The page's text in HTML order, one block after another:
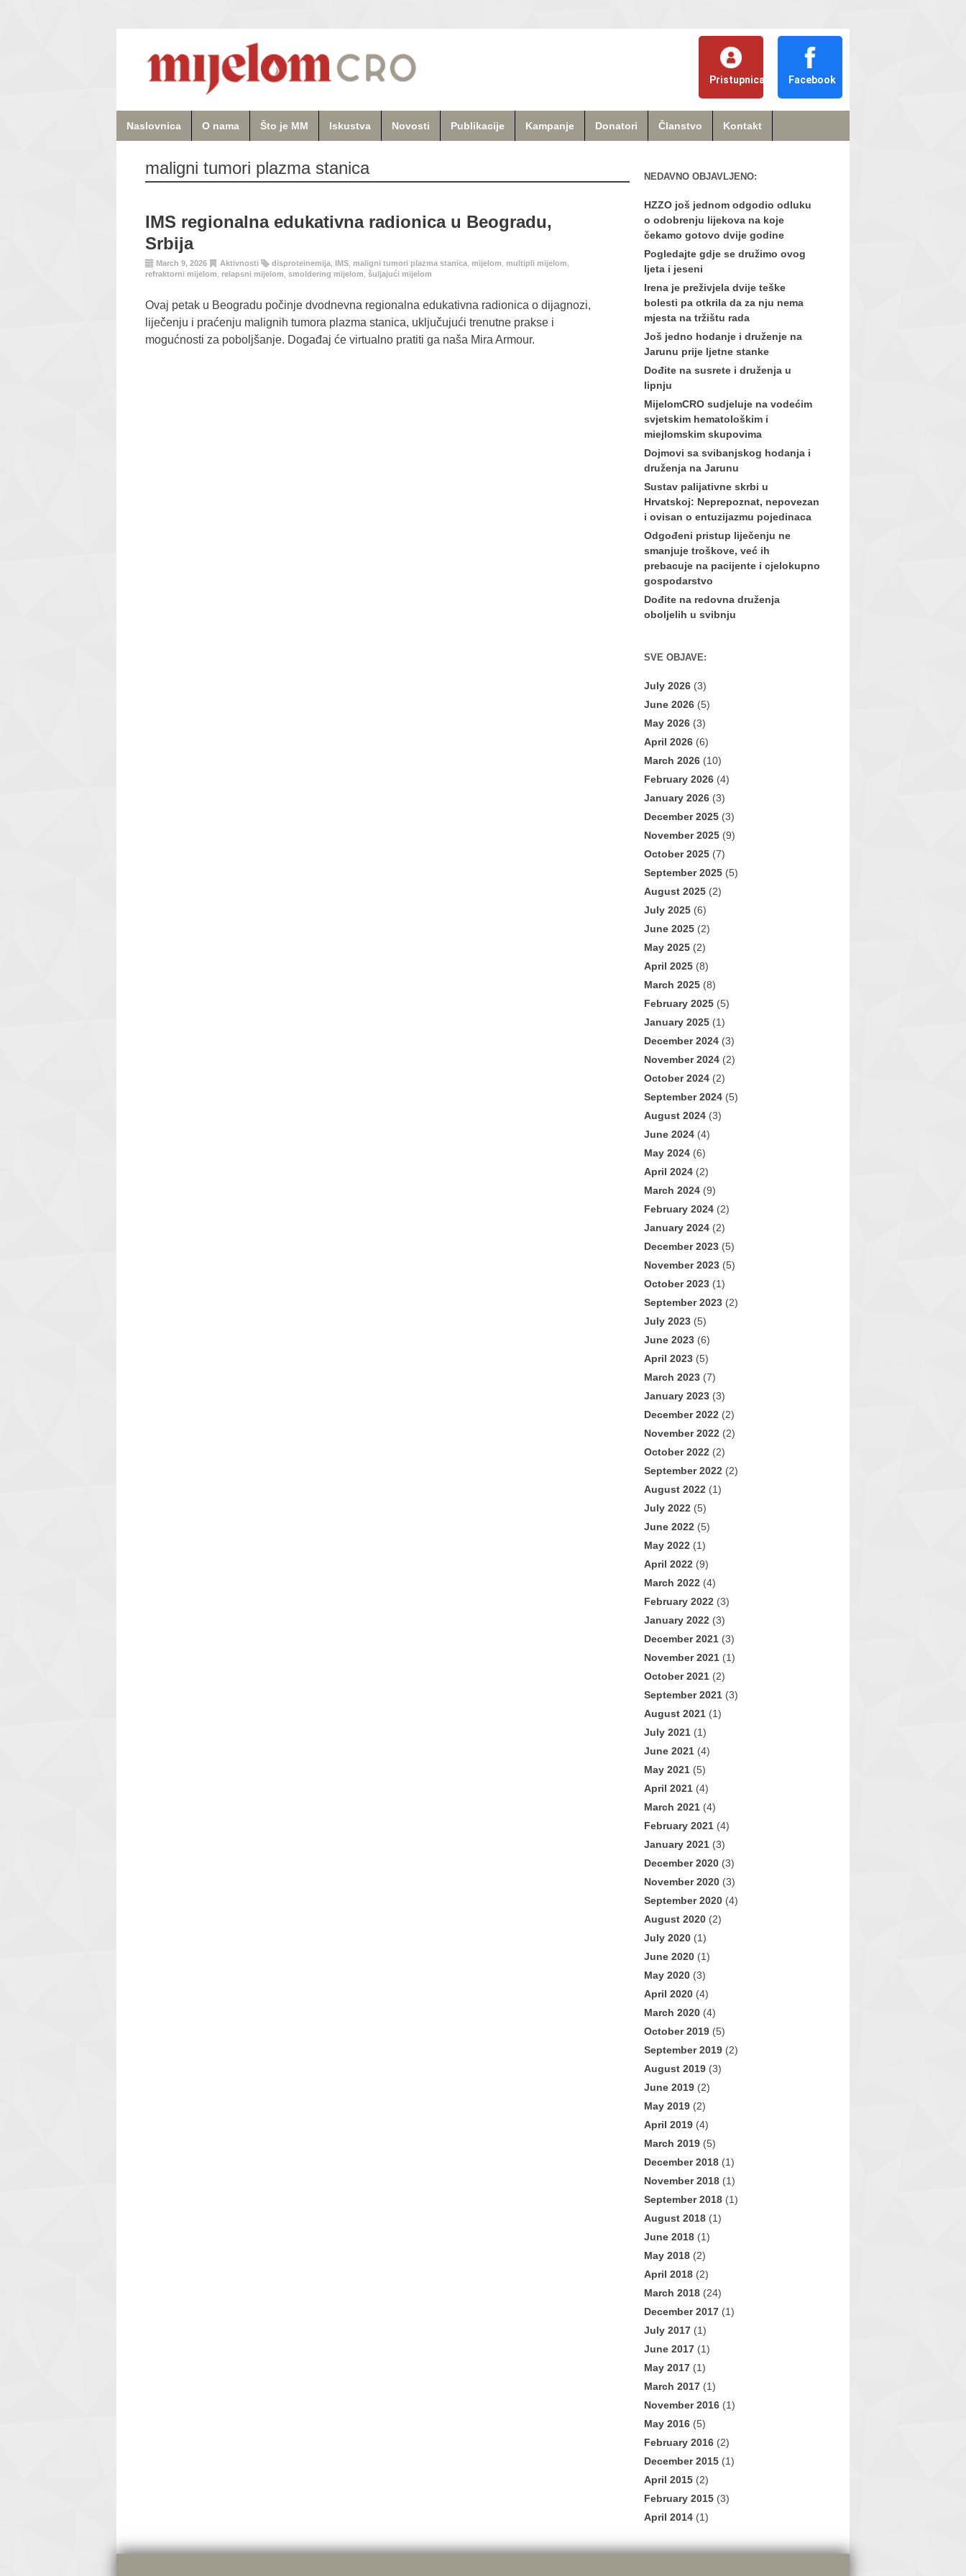
Pristupnica Facebook
Naslovnica O nama Što je MM Iskustva Novosti Publikacije Kampanje Donatori Članstvo Kontakt
maligni tumori plazma stanica
IMS regionalna edukativna radionica u Beogradu,
Srbija
March 9, 2026 Aktivnosti disproteinemija IMS maligni tumori plazma stanica mijelom multipli mijelom
refraktorni mijelom
relapsni mijelom smoldering mijelom šuljajući mijelom
Ovaj petak u Beogradu počinje dvodnevna regionalna edukativna radionica o dijagnozi,
liječenju i praćenju malignih tumora plazma stanica, uključujući trenutne prakse i
mogućnosti za poboljšanje. Događaj će virtualno pratiti ga naša Mira Armour.
NEDAVNO OBJAVLJENO:
HZZO još jednom odgodio odluku
o odobrenju lijekova na koje
čekamo gotovo dvije godine
Pogledajte gdje se družimo ovog
ljeta i jeseni
Irena je preživjela dvije teške
bolesti pa otkrila da za nju nema
mjesta na tržištu rada
Još jedno hodanje i druženje na
Jarunu prije ljetne stanke
Dođite na susrete i druženja u
lipnju
MijelomCRO sudjeluje na vodećim
svjetskim hematološkim i
miejlomskim skupovima
Dojmovi sa svibanjskog hodanja i
druženja na Jarunu
Sustav palijativne skrbi u
Hrvatskoj: Neprepoznat, nepovezan
i ovisan o entuzijazmu pojedinaca
Odgođeni pristup liječenju ne
smanjuje troškove, već ih
prebacuje na pacijente i cjelokupno
gospodarstvo
Dođite na redovna druženja
oboljelih u svibnju
SVE OBJAVE:
July 2026 (3)
June 2026 (5)
May 2026 (3)
April 2026 (6)
March 2026 (10)
February 2026 (4)
January 2026 (3)
December 2025 (3)
November 2025 (9)
October 2025 (7)
September 2025 (5)
August 2025 (2)
July 2025 (6)
June 2025 (2)
May 2025 (2)
April 2025 (8)
March 2025 (8)
February 2025 (5)
January 2025 (1)
December 2024 (3)
November 2024 (2)
October 2024 (2)
September 2024 (5)
August 2024 (3)
June 2024 (4)
May 2024 (6)
April 2024 (2)
March 2024 (9)
February 2024 (2)
January 2024 (2)
December 2023 (5)
November 2023 (5)
October 2023 (1)
September 2023 (2)
July 2023 (5)
June 2023 (6)
April 2023 (5)
March 2023 (7)
January 2023 (3)
December 2022 (2)
November 2022 (2)
October 2022 (2)
September 2022 (2)
August 2022 (1)
July 2022 (5)
June 2022 (5)
May 2022 (1)
April 2022 (9)
March 2022 (4)
February 2022 (3)
January 2022 (3)
December 2021 (3)
November 2021 (1)
October 2021 (2)
September 2021 (3)
August 2021 (1)
July 2021 (1)
June 2021 (4)
May 2021 (5)
April 2021 (4)
March 2021 (4)
February 2021 (4)
January 2021 (3)
December 2020 (3)
November 2020 (3)
September 2020 (4)
August 2020 (2)
July 2020 (1)
June 2020 (1)
May 2020 (3)
April 2020 (4)
March 2020 (4)
October 2019 (5)
September 2019 (2)
August 2019 (3)
June 2019 (2)
May 2019 (2)
April 2019 (4)
March 2019 (5)
December 2018 (1)
November 2018 (1)
September 2018 (1)
August 2018 (1)
June 2018 (1)
May 2018 (2)
April 2018 (2)
March 2018 (24)
December 2017 (1)
July 2017 (1)
June 2017 (1)
May 2017 (1)
March 2017 (1)
November 2016 (1)
May 2016 (5)
February 2016 (2)
December 2015 (1)
April 2015 (2)
February 2015 (3)
April 2014 (1)